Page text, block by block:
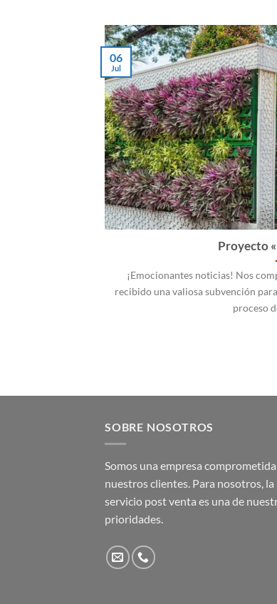
Proyecto
¡Emocionantes noticias! Nos
recibido una valiosa subvención
proceso
06
Jul
SOBRE NOSOTROS
Somos una empresa
nuestros clientes. Para nosotros,
servicio post venta es una de
prioridades.